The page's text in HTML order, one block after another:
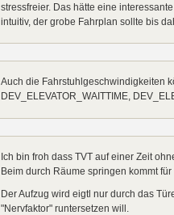
stressfreier. Das hätte eine
intuitiv, der grobe Fahrplan sollte bis
Auch die Fahrstuhlgeschwindigkeiten
DEV_ELEVATOR_WAITTIME,
Ich bin froh dass TVT auf einer Zeit
Beim durch Räume springen kommt
Der Aufzug wird eigtl nur durch das
"Nervfaktor" runtersetzen will.